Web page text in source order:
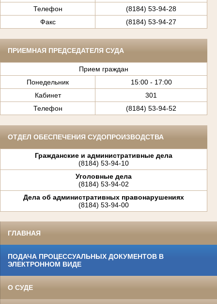
Телефон
(8184) 53-94-28
Факс
(8184) 53-94-27
ПРИЕМНАЯ ПРЕДСЕДАТЕЛЯ СУДА
Прием граждан
Понедельник
15:00 - 17:00
Кабинет
301
Телефон
(8184) 53-94-52
ОТДЕЛ ОБЕСПЕЧЕНИЯ СУДОПРОИЗВОДСТВА
Гражданские и административные дела
(8184) 53-94-10
Уголовные дела
(8184) 53-94-02
Дела об административных правонарушениях
(8184) 53-94-00
ГЛАВНАЯ
ПОДАЧА ПРОЦЕССУАЛЬНЫХ ДОКУМЕНТОВ В
ЭЛЕКТРОННОМ ВИДЕ
О СУДЕ